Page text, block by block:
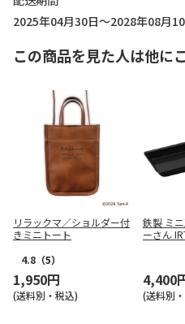
2025年04月30日～2028年08月
この商品を見た人は他に
リラックマ／ショルダー付
きミニトート
4.8 （5）
1,950円
(送料別・税込)
鉄製 ミ
ーさん
4,400
(送料別